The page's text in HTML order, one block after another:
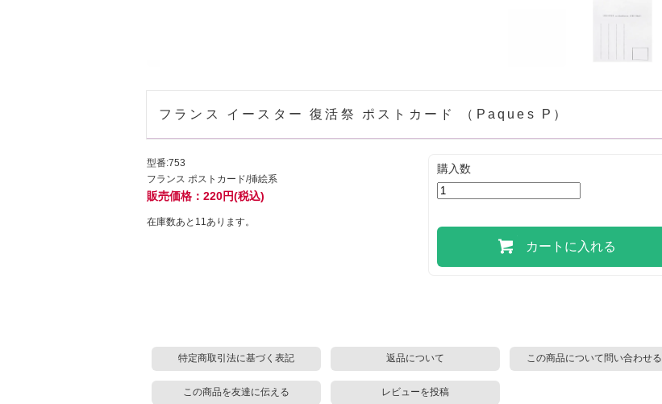
フランス イースター 復活祭 ポストカード （Paques P）
型番:753
フランス ポストカード/挿絵系
販売価格：220円(税込)
在庫数あと11あります。
購入数
カートに入れる
特定商取引法に基づく表記 返品について この商品について問い合わせる
この商品を友達に伝える レビューを投稿